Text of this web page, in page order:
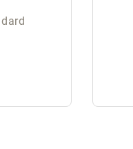
Preis: